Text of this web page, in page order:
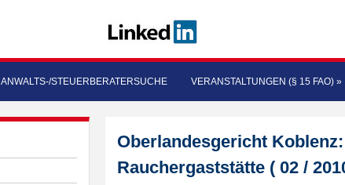
ANWALTS-/STEUERBERATERSUCHE VERANSTALTUNGEN (§ 15 FAO) »
Oberlandesgericht
Rauchergaststätte ( 02 /